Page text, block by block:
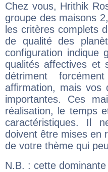
Chez vous, Hrithik
groupe des maisons
les critères complets
de qualité des
configuration indique
qualités affectives et
détriment
affirmation, mais
importantes. Ces
réalisation, le temps
caractéristiques. Il
doivent être mises en
de votre thème qui
N.B. : cette